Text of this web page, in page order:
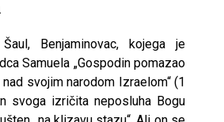
Šaul, Benjaminovac, kojega je
Samuela „Gospodin pomazao
svojim narodom Izraelom“ (1
svoga izričita neposluha Bogu